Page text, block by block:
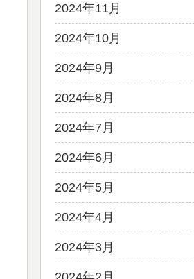
2024年11月
2024年10月
2024年9月
2024年8月
2024年7月
2024年6月
2024年5月
2024年4月
2024年3月